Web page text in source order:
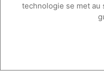
technologie se met